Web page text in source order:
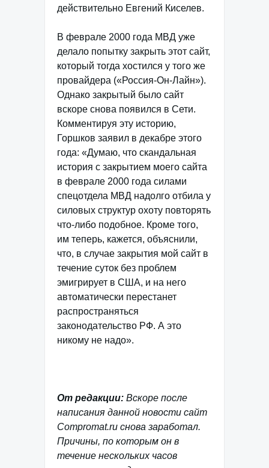
действительно Евгений Киселев.
В феврале 2000 года МВД уже
делало попытку закрыть этот сайт,
который тогда хостился у того же
провайдера («Россия-Он-Лайн»).
Однако закрытый было сайт
вскоре снова появился в Сети.
Комментируя эту историю,
Горшков заявил в декабре этого
года: «Думаю, что скандальная
история с закрытием моего сайта
в феврале 2000 года силами
спецотдела МВД надолго отбила у
силовых структур охоту повторять
что-либо подобное. Кроме того,
им теперь, кажется, объяснили,
что, в случае закрытия мой сайт в
течение суток без проблем
эмигрирует в США, и на него
автоматически перестанет
распространяться
законодательство РФ. А это
никому не надо».
От редакции: Вскоре после
написания данной новости сайт
Compromat.ru снова заработал.
Причины, по которым он в
течение нескольких часов